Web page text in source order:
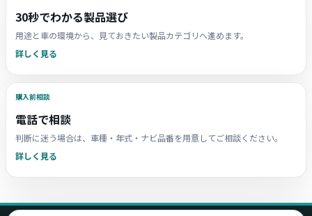
30秒でわかる製品選び
用途と車の環境から、見ておきたい製品カテゴリへ進めます。
詳しく見る
購入前相談
電話で相談
判断に迷う場合は、車種・年式・ナビ品番を用意してご相談ください。
詳しく見る